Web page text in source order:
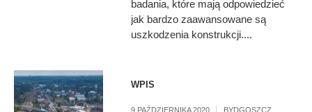
badania, które mają odpowiedzieć
jak bardzo zaawansowane są
uszkodzenia konstrukcji....
WPIS
9 PAŹDZIERNIKA 2020 BYDGOSZCZ